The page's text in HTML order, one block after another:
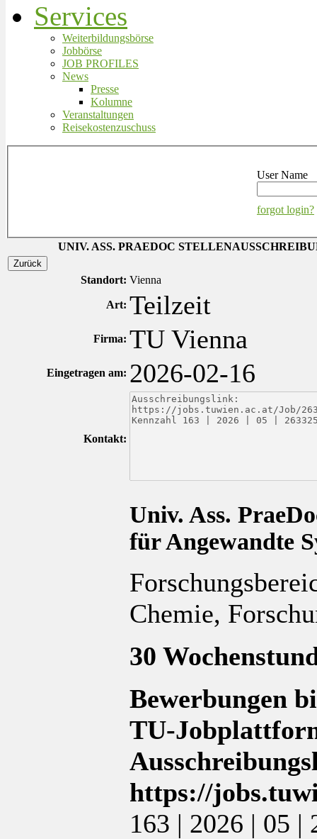
Services
Weiterbildungsbörse
Jobbörse
JOB PROFILES
News
Presse
Kolumne
Veranstaltungen
Reisekostenzuschuss
User Name
forgot login?
UNIV. ASS. PRAEDOC
Zurück
Standort: Vienna
Art: Teilzeit
Firma: TU Vienna
Eingetragen am: 2026-02-16
Kontakt:
Univ. Ass.
für Angewandte
Chemie,
30
Bewerbungen
TU-
https://
163 | 2026 | 05 |